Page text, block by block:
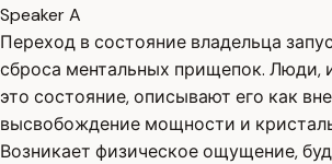
Speaker A
Переход в состояние владельца
сброса ментальных прищепок.
это состояние, описывают его как
высвобождение мощности и
Возникает физическое ощущение,